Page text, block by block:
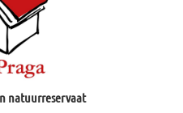
natuurreservaat